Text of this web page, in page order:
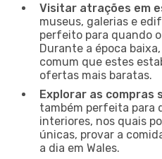
Visitar atrações em
museus, galerias e
perfeito para quando
Durante a época
comum que estes
ofertas mais baratas.
Explorar as compras
também perfeita para
interiores, nos quais
únicas, provar a
a dia em Wales.